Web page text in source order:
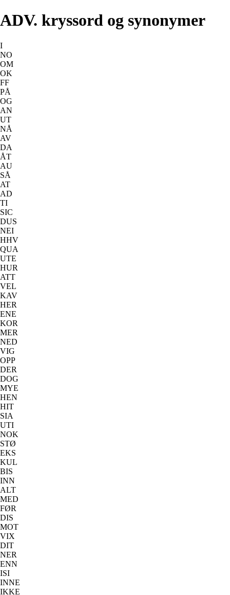
ADV. kryssord og synonymer
I
NO
OM
OK
FF
PÅ
OG
AN
UT
NÅ
AV
DA
ÅT
AU
SÅ
AT
AD
TI
SIC
DUS
NEI
HHV
QUA
UTE
HUR
ATT
VEL
KAV
HER
ENE
KOR
MER
NED
VIG
OPP
DER
DOG
MYE
HEN
HIT
SIA
UTI
NOK
STØ
EKS
KUL
BIS
INN
ALT
MED
FØR
DIS
MOT
VIX
DIT
NER
ENN
ISI
INNE
IKKE